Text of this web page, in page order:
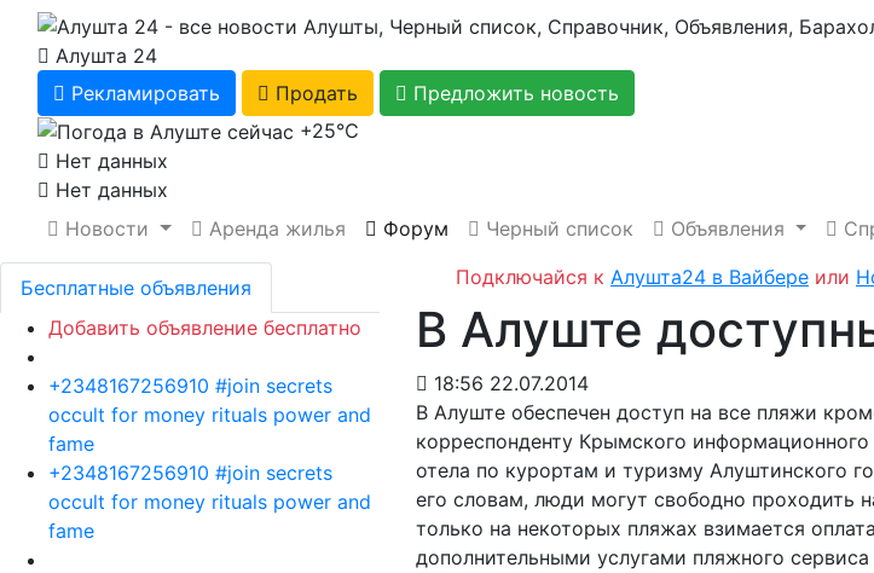
Алушта 24
Рекламировать
Продать
Предложить новость
+25℃
Нет данных
Нет данных
Новости
Аренда жилья Форум Черный список Объявления
Подключайся к Алушта24 в Вайбере или
В Алуште
18:56 22.07.2014
В Алуште обеспечен доступ на все пляжи
корреспонденту Крымского информационного
отела по курортам и туризму Алуштинского
его словам, люди могут свободно проходить
только на некоторых пляжах взимается
дополнительными услугами пляжного
Бесплатные объявления
Добавить объявление бесплатно
+2348167256910 #join secrets
occult for money rituals power and
fame
+2348167256910 #join secrets
occult for money rituals power and
fame